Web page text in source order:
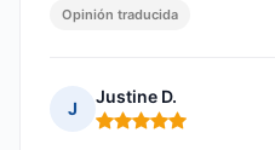
Opinión traducida
J
Justine D.
Nota: 5 de 5